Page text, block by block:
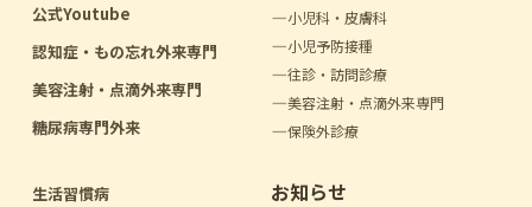
公式Youtube
認知症・もの忘れ外来専門
美容注射・点滴外来専門
糖尿病専門外来
小児科・皮膚科
小児予防接種
往診・訪問診療
美容注射・点滴外来専門
保険外診療
生活習慣病 お知らせ